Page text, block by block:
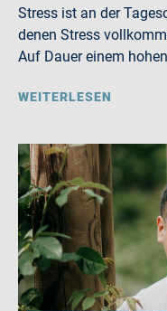
Stress ist an der
denen Stress
Auf Dauer einem
WEITERLESEN